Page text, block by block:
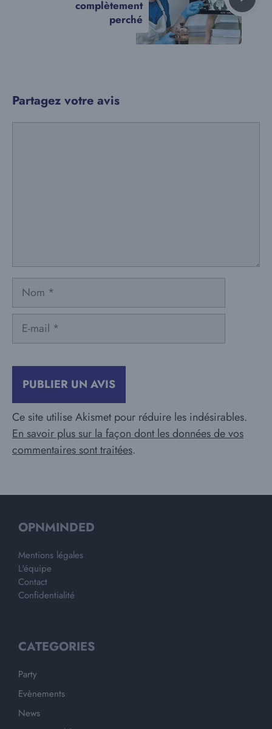
complètement
perché
Partagez votre avis
Nom
mail
Ce site utilise Akismet pour réduire les indésirables.
En savoir plus sur la façon dont les données de vos
commentaires sont traitées.
OPNMINDED
Mentions légales
L'équipe
Contact
Confidentialité
CATEGORIES
Party
Evènements
News